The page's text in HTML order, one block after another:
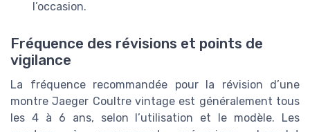
l’occasion.
Fréquence des révisions et points de
vigilance
La fréquence recommandée pour la révision d’une
montre Jaeger Coultre vintage est généralement tous
les 4 à 6 ans, selon l’utilisation et le modèle. Les